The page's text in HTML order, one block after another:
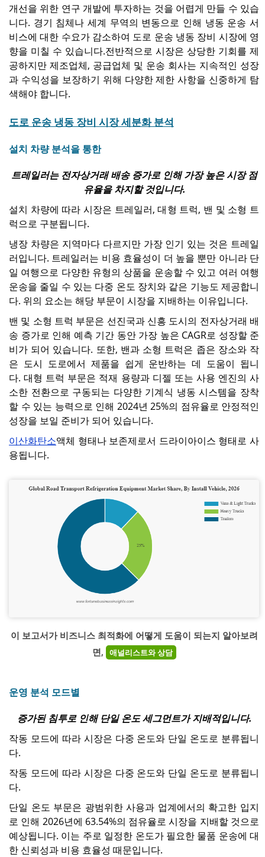
개선을 위한 연구 개발에 투자하는 것을 어렵게 만들 수 있습
니다. 경기 침체나 세계 무역의 변동으로 인해 냉동 운송 서
비스에 대한 수요가 감소하여 도로 운송 냉동 장비 시장에 영
향을 미칠 수 있습니다.전반적으로 시장은 상당한 기회를 제
공하지만 제조업체, 공급업체 및 운송 회사는 지속적인 성장
과 수익성을 보장하기 위해 다양한 제한 사항을 신중하게 탐
색해야 합니다.
도로 운송 냉동 장비 시장 세분화 분석
설치 차량 분석을 통한
트레일러는 전자상거래 배송 증가로 인해 가장 높은 시장 점
유율을 차지할 것입니다.
설치 차량에 따라 시장은 트레일러, 대형 트럭, 밴 및 소형 트
럭으로 구분됩니다.
냉장 차량은 지역마다 다르지만 가장 인기 있는 것은 트레일
러입니다. 트레일러는 비용 효율성이 더 높을 뿐만 아니라 단
일 여행으로 다양한 유형의 상품을 운송할 수 있고 여러 여행
운송을 줄일 수 있는 다중 온도 장치와 같은 기능도 제공합니
다. 위의 요소는 해당 부문이 시장을 지배하는 이유입니다.
밴 및 소형 트럭 부문은 선진국과 신흥 도시의 전자상거래 배
송 증가로 인해 예측 기간 동안 가장 높은 CAGR로 성장할 준
비가 되어 있습니다. 또한, 밴과 소형 트럭은 좁은 장소와 작
은 도시 도로에서 제품을 쉽게 운반하는 데 도움이 됩니
다.대형 트럭 부문은 적재 용량과 디젤 또는 사용 엔진의 사
소한 전환으로 구동되는 다양한 기계식 냉동 시스템을 장착
할 수 있는 능력으로 인해 2024년 25%의 점유율로 안정적인
성장을 보일 준비가 되어 있습니다.
이산화탄소액체 형태나 보존제로서 드라이아이스 형태로 사
용됩니다.
이 보고서가 비즈니스 최적화에 어떻게 도움이 되는지 알아보려
면,
애널리스트와 상담
운영 분석 모드별
증가된 침투로 인해 단일 온도 세그먼트가 지배적입니다.
작동 모드에 따라 시장은 다중 온도와 단일 온도로 분류됩니
다.
작동 모드에 따라 시장은 다중 온도와 단일 온도로 분류됩니
다.
단일 온도 부문은 광범위한 사용과 업계에서의 확고한 입지
로 인해 2026년에 63.54%의 점유율로 시장을 지배할 것으로
예상됩니다. 이는 주로 일정한 온도가 필요한 물품 운송에 대
한 신뢰성과 비용 효율성 때문입니다.